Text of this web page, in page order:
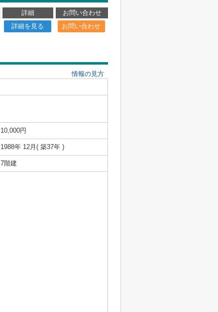
詳細
お問い合わせ
詳細を見る お問い合わせ
情報の見方
10,000円
1988年 12月( 築37年 )
7階建